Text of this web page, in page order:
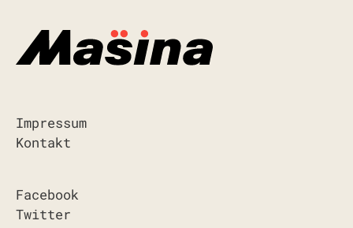
Impressum
Kontakt
Facebook
Twitter